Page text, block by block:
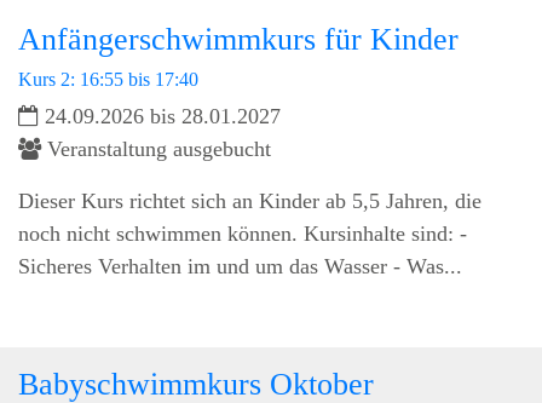
Anfängerschwimmkurs für Kinder
Kurs 2: 16:55 bis 17:40
24.09.2026 bis 28.01.2027
Veranstaltung ausgebucht
Dieser Kurs richtet sich an Kinder ab 5,5 Jahren, die
noch nicht schwimmen können. Kursinhalte sind: -
Sicheres Verhalten im und um das Wasser - Was...
Babyschwimmkurs Oktober